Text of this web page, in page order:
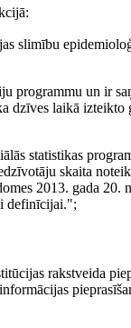
slimību
programmu un ir
dzīves laikā
statistikas
skaita
2013. gada 20.
definīcijai.";
rakstveida